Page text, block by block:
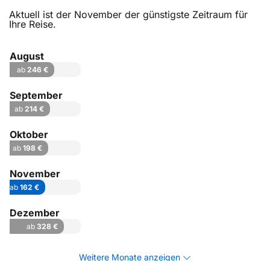
Aktuell ist der November der günstigste Zeitraum für
Ihre Reise.
August
ab 246 €
September
ab214 €
Oktober
ab 198 €
November
ab 162 €
Dezember
ab 328 €
Weitere Monate anzeigen